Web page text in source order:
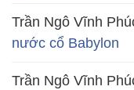
Trần Ngô Vĩnh
nước cổ Babylon
Trần Ngô Vĩnh